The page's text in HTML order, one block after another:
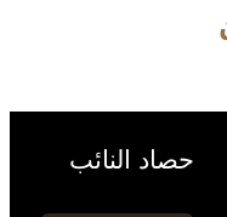
حصاد النائب